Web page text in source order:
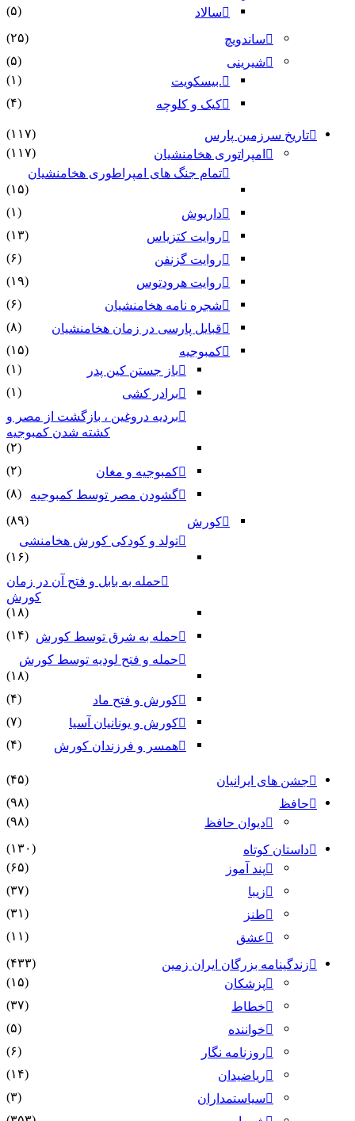
سالاد
(۵)
ساندویچ
(۲۵)
شیرینی
(۵)
.بیسکویت
(۱)
کیک و کلوچه
(۴)
تاریخ سرزمین پارس
(۱۱۷)
امپراتوری هخامنشیان
(۱۱۷)
تمام جنگ های امپراطوری هخامنشیان
(۱۵)
داریوش
(۱)
روایت کتزیاس
(۱۳)
روایت گزنفن
(۶)
روایت هرودتوس
(۱۹)
شجره نامه هخامنشیان
(۶)
قبایل پارسی در زمان هخامنشیان
(۸)
کمبوجیه
(۱۵)
باز جستن کین پدر
(۱)
برادر کشی
(۱)
بردیه دروغین ، بازگشت از مصر و
کشته شدن کمبوجیه
(۲)
کمبوجیه و مغان
(۲)
گشودن مصر توسط کمبوجیه
(۸)
کورش
(۸۹)
تولد و کودکی کورش هخامنشی
(۱۶)
حمله به بابل و فتح آن در زمان
کورش
(۱۸)
حمله به شرق توسط کورش (۱۴)
حمله و فتح لودیه توسط کورش
(۱۸)
کورش و فتح ماد
(۴)
کورش و یونانیان آسیا
(۷)
همسر و فرزندان کورش
(۴)
جشن های ایرانیان
(۴۵)
حافظ
(۹۸)
دیوان حافظ
(۹۸)
داستان کوتاه
(۱۳۰)
پند آموز
(۶۵)
زیبا
(۳۷)
طنز
(۳۱)
عشق
(۱۱)
زندگینامه بزرگان ایران زمین
(۴۳۳)
پزشکان
(۱۵)
خطاط
(۳۷)
خواننده
(۵)
روزنامه نگار
(۶)
ریاضیدان
(۱۴)
سیاستمداران
(۳)